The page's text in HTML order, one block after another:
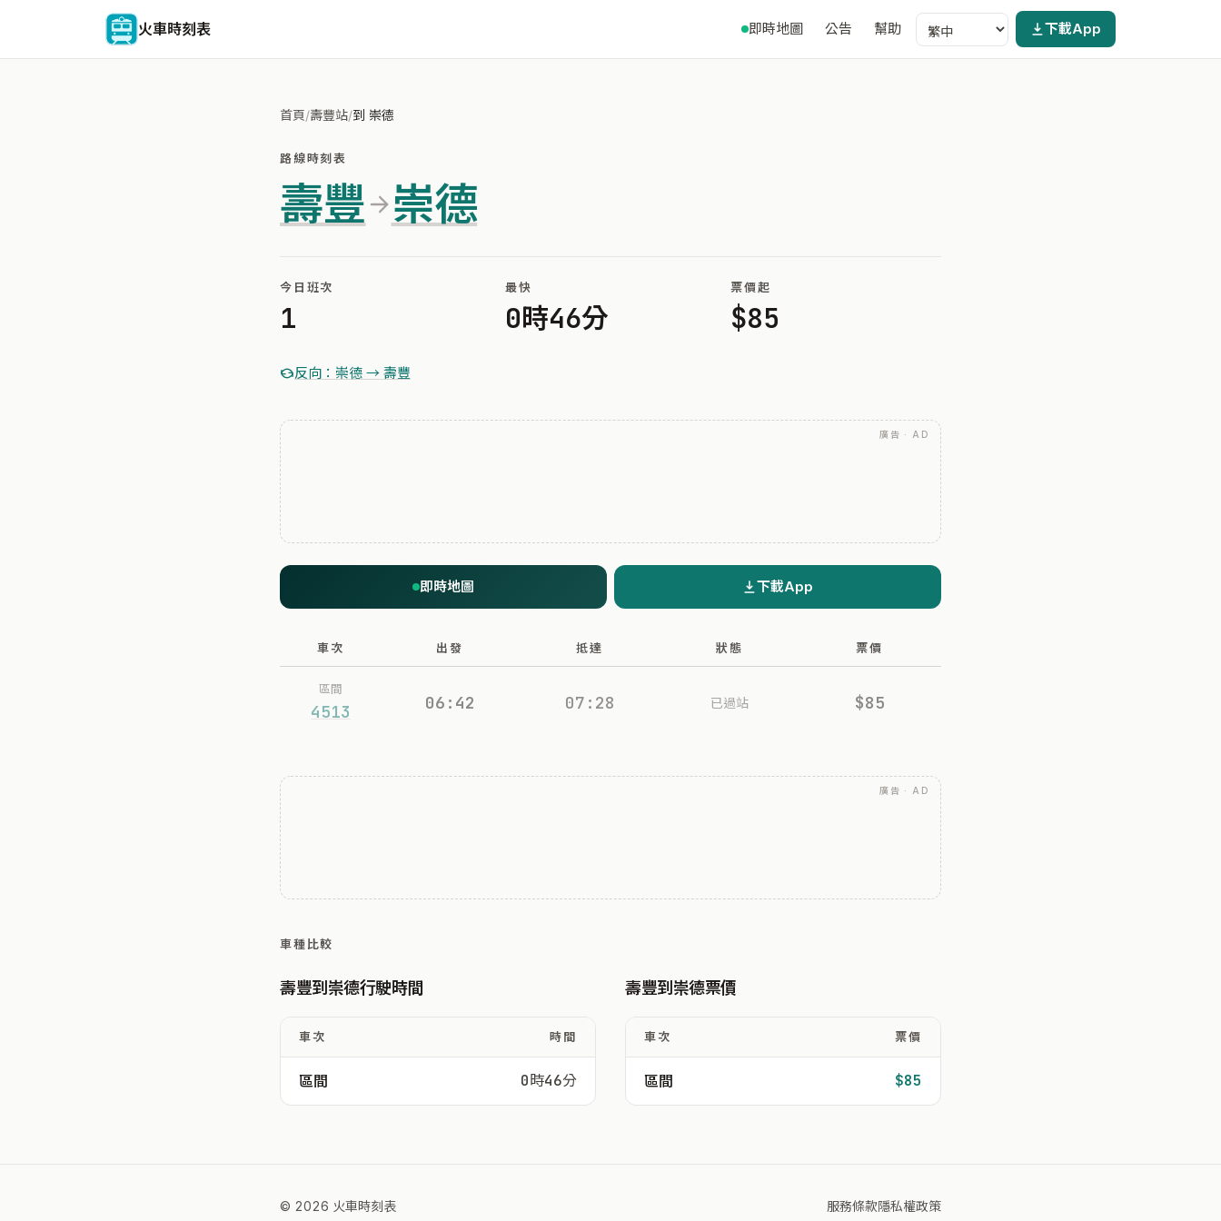
火車時刻表 即時地圖 公告 幫助 下載App
首頁/壽豐站/到 崇德
路線時刻表
壽豐 崇德
今日班次
1
最快
0時46分
票價起
$85
反向：崇德 → 壽豐
廣告 · AD
即時地圖 下載App
車次 出發 抵達 狀態 票價
區間
4513 06:42 07:28 已過站 $85
廣告 · AD
車種比較
壽豐到崇德行駛時間
車次 時間
區間 0時46分
壽豐到崇德票價
車次 票價
區間 $85
© 2026 火車時刻表 服務條款隱私權政策